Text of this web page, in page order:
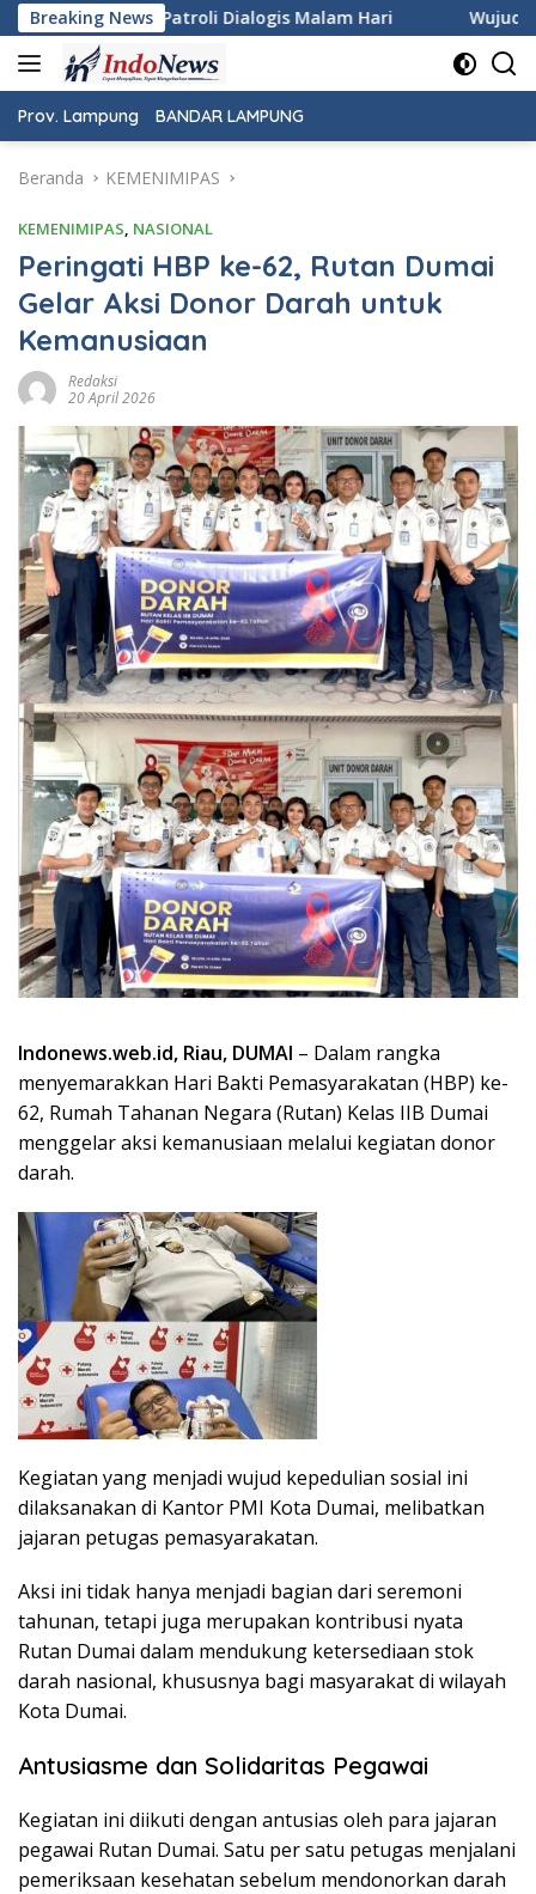
Langsung
ke
konten
Breaking News
Hari Wujudkan Rasa Aman dan Damai,
Prov. Lampung BANDAR LAMPUNG
Beranda KEMENIMIPAS
KEMENIMIPAS, NASIONAL
Peringati HBP ke-62, Rutan Dumai
Gelar Aksi Donor Darah untuk
Kemanusiaan
Redaksi
20 April 2026
Indonews.web.id, Riau, DUMAI – Dalam rangka
menyemarakkan Hari Bakti Pemasyarakatan (HBP) ke-
62, Rumah Tahanan Negara (Rutan) Kelas IIB Dumai
menggelar aksi kemanusiaan melalui kegiatan donor
darah.
Kegiatan yang menjadi wujud kepedulian sosial ini
dilaksanakan di Kantor PMI Kota Dumai, melibatkan
jajaran petugas pemasyarakatan.
​Aksi ini tidak hanya menjadi bagian dari seremoni
tahunan, tetapi juga merupakan kontribusi nyata
Rutan Dumai dalam mendukung ketersediaan stok
darah nasional, khususnya bagi masyarakat di wilayah
Kota Dumai.
Antusiasme dan Solidaritas Pegawai
​Kegiatan ini diikuti dengan antusias oleh para jajaran
pegawai Rutan Dumai. Satu per satu petugas menjalani
pemeriksaan kesehatan sebelum mendonorkan darah